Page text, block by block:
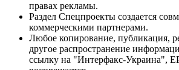
правах рекламы.
Раздел Спецпроекты создается
коммерческими партнерами.
Любое копирование, публикация,
другое распространение
ссылку на "Интерфакс-Украина",